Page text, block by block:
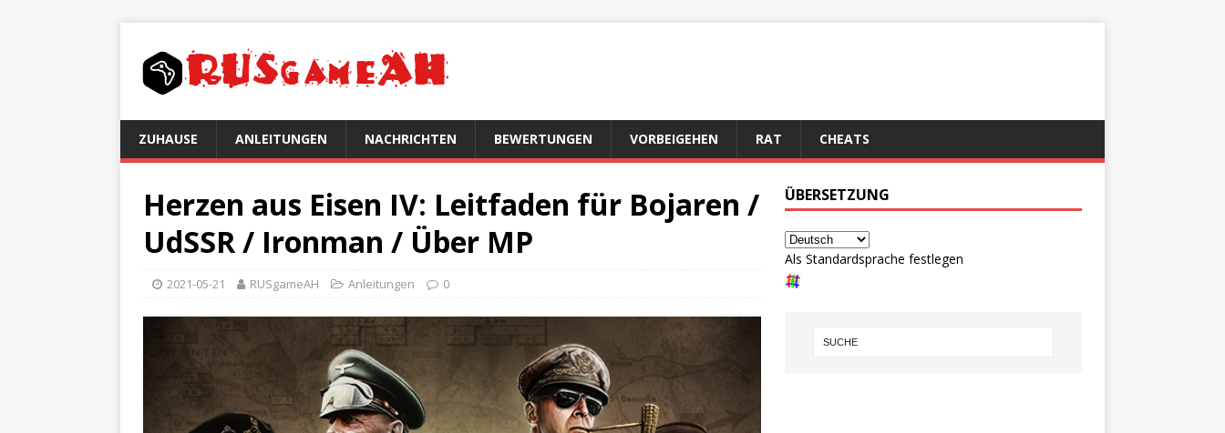
ZUHAUSE ANLEITUNGEN NACHRICHTEN BEWERTUNGEN VORBEIGEHEN RAT CHEATS
Herzen aus Eisen IV: Leitfaden für Bojaren /
UdSSR / Ironman / Über MP
2021-05-21 RUSgameAH Anleitungen 0
ÜBERSETZUNG
Als Standardsprache festlegen